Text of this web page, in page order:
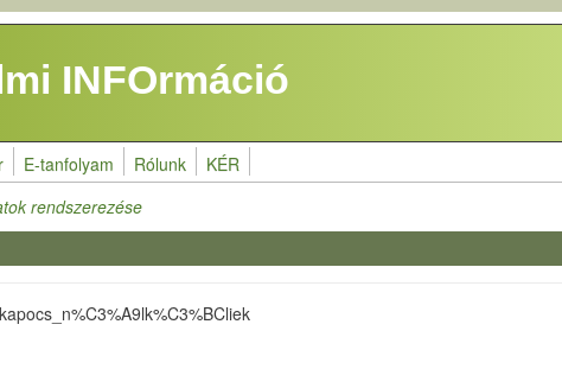
INFOrmáció
E-tanfolyam Rólunk KÉR
rendszerezése